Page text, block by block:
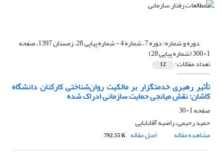
دوره و شماره: دوره 7، شماره 4 - شماره پیاپی 28، زمستان 1397، صفحه
1-300 (شماره پیاپی 28)
تعداد مقالات: 12
تأثیر رهبری خدمتگزار بر مالکیت روان‌شناختی کارکنان دانشگاه
کاشان: نقش میانجی حمایت سازمانی ادراک شده
صفحه1-30
حمید رحیمی، راضیه آقابابایی
مشاهده مقاله
اصل مقاله 792.55 K